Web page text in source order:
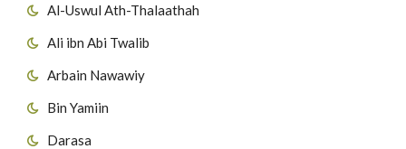
Al-Uswul Ath-Thalaathah
Ali ibn Abi Twalib
Arbain Nawawiy
Bin Yamiin
Darasa